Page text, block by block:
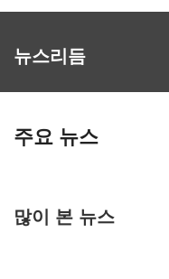
뉴스리듬
주요 뉴스
많이 본 뉴스